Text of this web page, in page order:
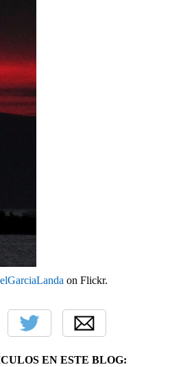
on Flickr.
EN ESTE BLOG: